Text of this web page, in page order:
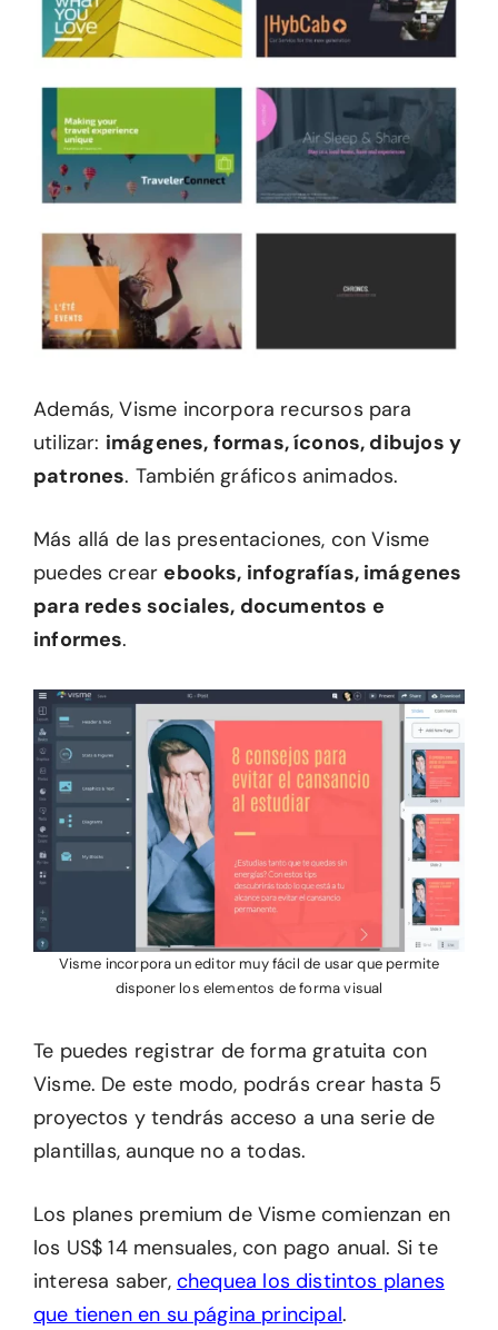
Además, Visme incorpora recursos para
utilizar: imágenes, formas, íconos, dibujos y
patrones. También gráficos animados.
Más allá de las presentaciones, con Visme
puedes crear ebooks, infografías, imágenes
para redes sociales, documentos e
informes.
Visme incorpora un editor muy fácil de usar que permite
disponer los elementos de forma visual
Te puedes registrar de forma gratuita con
Visme. De este modo, podrás crear hasta 5
proyectos y tendrás acceso a una serie de
plantillas, aunque no a todas.
Los planes premium de Visme comienzan en
los US$ 14 mensuales, con pago anual. Si te
interesa saber, chequea los distintos planes
que tienen en su página principal.